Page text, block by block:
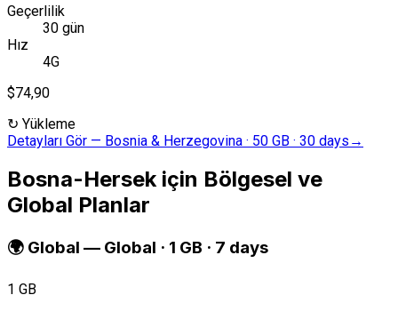
Geçerlilik
30 gün
Hız
4G
$74,90
↻ Yükleme
Detayları Gör — Bosnia & Herzegovina · 50 GB · 30 days →
Bosna-Hersek için Bölgesel ve
Global Planlar
🌍 Global — Global · 1 GB · 7 days
1 GB